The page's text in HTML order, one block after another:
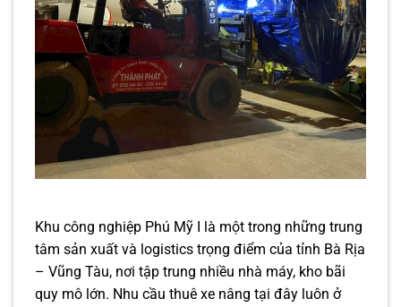
Khu công nghiệp Phú Mỹ I là một trong những trung
tâm sản xuất và logistics trọng điểm của tỉnh Bà Rịa
– Vũng Tàu, nơi tập trung nhiều nhà máy, kho bãi
quy mô lớn. Nhu cầu thuê xe nâng tại đây luôn ở